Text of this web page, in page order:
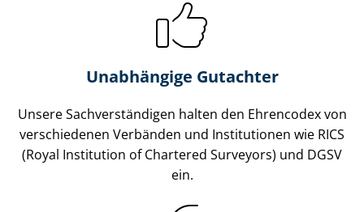
Unabhängige Gutachter
Unsere Sach­ver­stän­di­gen halten den Ehrencodex von
verschiedenen Verbänden und Institutionen wie RICS
(Royal Institution of Chartered Surveyors) und DGSV
ein.